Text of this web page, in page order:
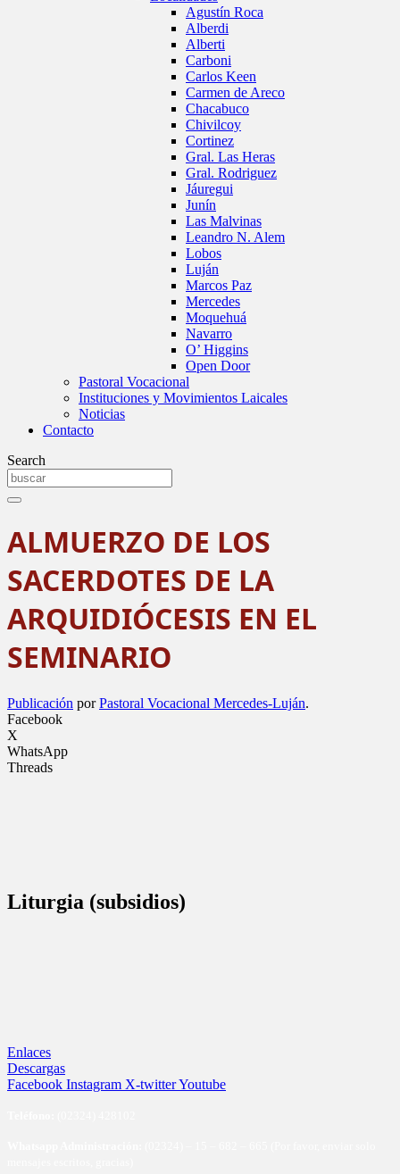
Agustín Roca
Alberdi
Alberti
Carboni
Carlos Keen
Carmen de Areco
Chacabuco
Chivilcoy
Cortinez
Gral. Las Heras
Gral. Rodriguez
Jáuregui
Junín
Las Malvinas
Leandro N. Alem
Lobos
Luján
Marcos Paz
Mercedes
Moquehuá
Navarro
O’ Higgins
Open Door
Pastoral Vocacional
Instituciones y Movimientos Laicales
Noticias
Contacto
Search
ALMUERZO DE LOS
SACERDOTES DE LA
ARQUIDIÓCESIS EN EL
SEMINARIO
Publicación porPastoral Vocacional Mercedes-Luján.
Facebook
X
WhatsApp
Threads
Liturgia (subsidios)
Enlaces
Descargas
Facebook Instagram X-twitterYoutube